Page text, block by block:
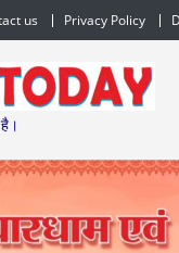
us Privacy Policy